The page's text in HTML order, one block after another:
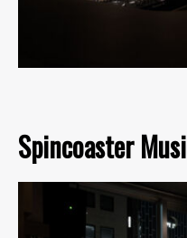
Spincoaster